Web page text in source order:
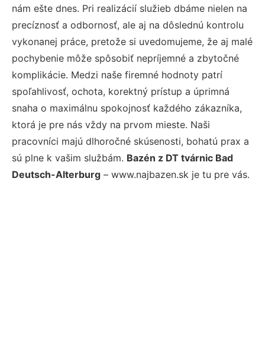
nám ešte dnes. Pri realizácií služieb dbáme nielen na
precíznosť a odbornosť, ale aj na dôslednú kontrolu
vykonanej práce, pretože si uvedomujeme, že aj malé
pochybenie môže spôsobiť nepríjemné a zbytočné
komplikácie. Medzi naše firemné hodnoty patrí
spoľahlivosť, ochota, korektný prístup a úprimná
snaha o maximálnu spokojnosť každého zákazníka,
ktorá je pre nás vždy na prvom mieste. Naši
pracovníci majú dlhoročné skúsenosti, bohatú prax a
sú plne k vašim službám. Bazén z DT tvárnic Bad
Deutsch-Alterburg – www.najbazen.sk je tu pre vás.